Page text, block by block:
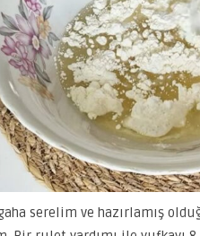
serelim ve hazırlamış